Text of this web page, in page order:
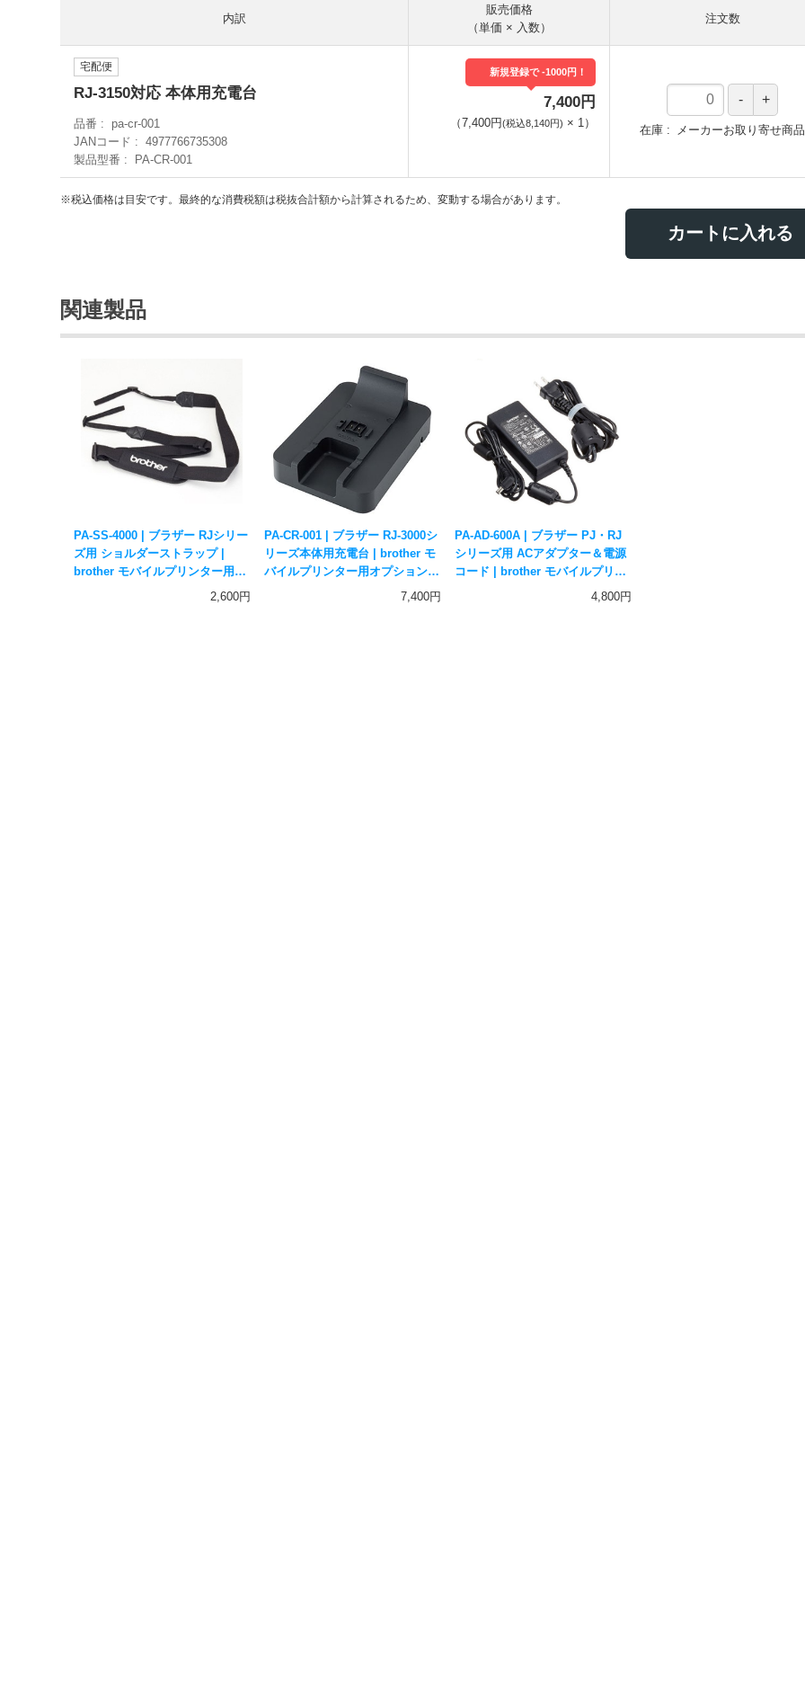
内訳
販売価格
（単価 × 入数）
注文数
宅配便
RJ-3150対応 本体用充電台
品番
pa-cr-001
JANコード
4977766735308
製品型番
PA-CR-001
新規登録で -1000円！
7,400円
（7,400円(税込8,140円) × 1 ）
在庫 メーカーお取り寄せ商品
※税込価格は目安です。最終的な消費税額は税抜合計額から計算されるため、変動する場合があります。
カートに入れる
関連製品
PA-SS-4000 | ブラザー RJシリー
ズ用 ショルダーストラップ |
brother モバイルプリンター用オ
2,600円
PA-CR-001 | ブラザー RJ-3000シ
リーズ本体用充電台 | brother モ
バイルプリンター用オプション
7,400円
PA-AD-600A | ブラザー PJ・RJ
シリーズ用 ACアダプター＆電源
コード | brother モバイルプリン
4,800円